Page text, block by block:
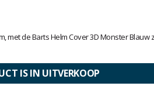
met de Barts Helm Cover 3D Monster Blauw
IS IN UITVERKOOP